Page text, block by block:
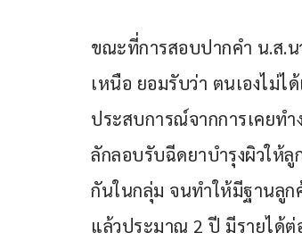
ขณะที่การสอบปากคำ น.ส.
เหนือ ยอมรับว่า ตนเองไม่
ประสบการณ์จากการเคยท
ลักลอบรับฉีดยาบำรุงผิวให้
กันในกลุ่ม จนทำให้มีฐานลู
แล้วประมาณ 2 ปี มีรายได้